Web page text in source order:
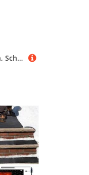
Treppengeländer-Pfosten, Schmiedeeisen, Handlauf-Seitenmontage, Geländer-Set für Außentreppen, schwarze Schutzsäule mit Schraubenset (Größe: 65 cm)